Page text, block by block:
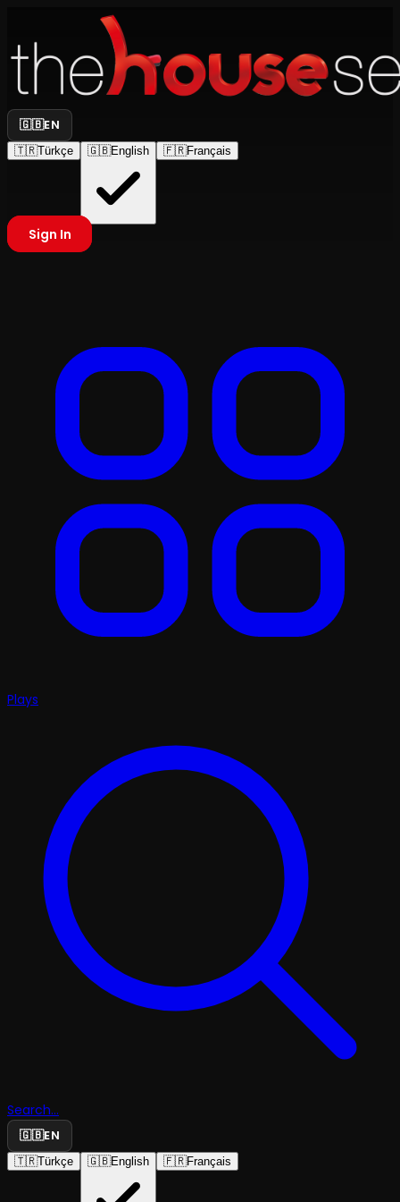
🇬🇧EN
🇹🇷Türkçe 🇬🇧English 🇫🇷Français
Sign In
Plays
Search...
🇬🇧EN
🇹🇷Türkçe 🇬🇧English 🇫🇷Français